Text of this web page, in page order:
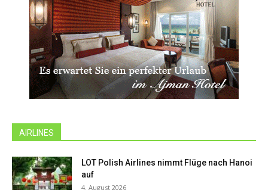
AIRLINES
LOT Polish Airlines nimmt Flüge nach Hanoi
auf
4. August 2026